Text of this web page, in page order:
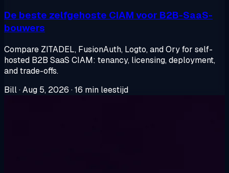
De beste zelfgehoste CIAM voor B2B-SaaS-
bouwers
Compare ZITADEL, FusionAuth, Logto, and Ory for self-
hosted B2B SaaS CIAM: tenancy, licensing, deployment,
and trade-offs.
Bill·Aug 5, 2026 ·16 min leestijd